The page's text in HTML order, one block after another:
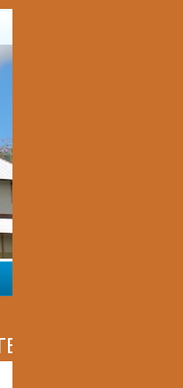
SMP ST.